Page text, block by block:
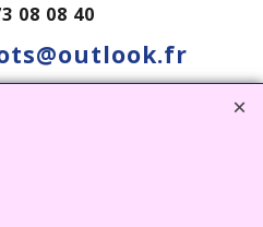
08 08 40